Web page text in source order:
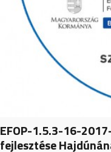
EFOP-1.5.3-16-
fejlesztése